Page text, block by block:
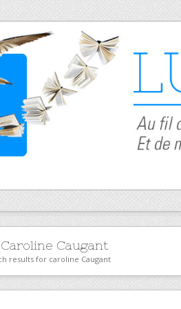
Caroline Caugant
results for caroline Caugant